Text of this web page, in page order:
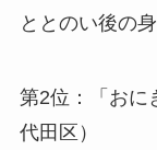
ととのい後の
第2位：「おに
代田区）